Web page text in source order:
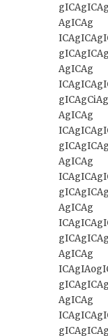
AgICAg
AgICAg
AgICAg
AgICAg
AgICAg
AgICAg
AgICAg